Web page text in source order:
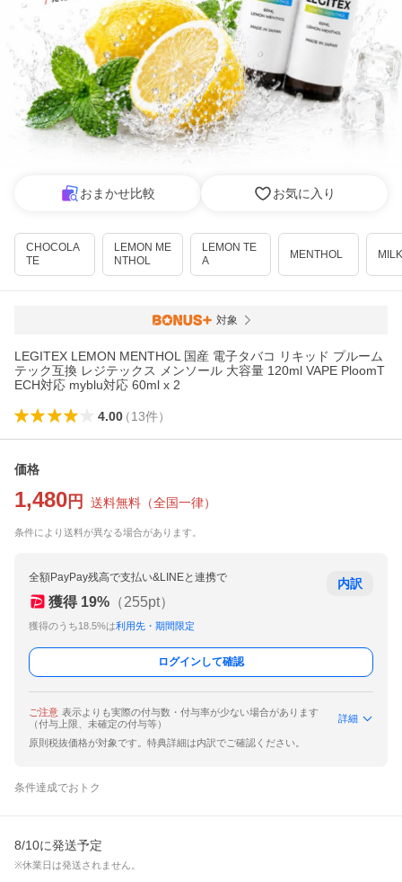
おまかせ比較 お気に入り
CHOCOLA
TE
LEMON ME
NTHOL
LEMON TE
A
MENTHOL
対象
LEGITEX LEMON MENTHOL 国産 電子タバコ リキッド プルーム
テック互換 レジテックス メンソール 大容量 120ml VAPE PloomT
ECH対応 myblu対応 60ml x 2
4.00（13件）
価格
1,480 円 送料無料 （全国一律）
条件により送料が異なる場合があります。
全額PayPay残高で支払い&LINEと連携で
獲得 19% （255pt）
獲得のうち18.5%は利用先・期間限定
内訳
ログインして確認
ご注意 表示よりも実際の付与数・付与率が少ない場合があります
（付与上限、未確定の付与等）
詳細
原則税抜価格が対象です。特典詳細は内訳でご確認ください。
条件達成でおトク
8/10に発送予定
※休業日は発送されません。